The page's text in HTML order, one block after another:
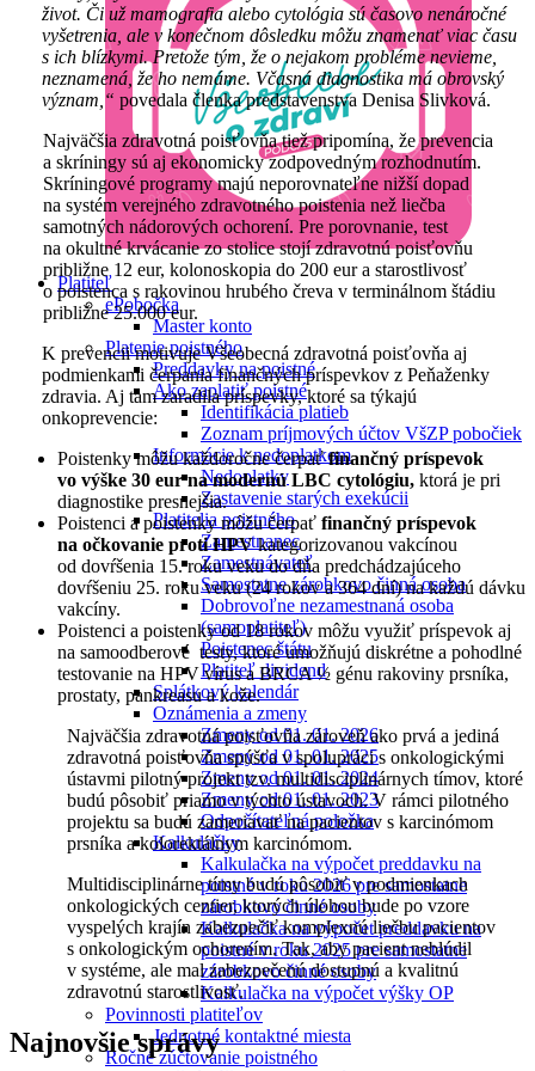
Platiteľ
ePobočka
Master konto
Platenie poistného
Preddavky na poistné
Ako zaplatiť poistné
Identifikácia platieb
Zoznam príjmových účtov VšZP pobočiek
Informácie k nedoplatkom
Nedoplatky
Zastavenie starých exekúcii
Platitelia poistného
Zamestnanec
Zamestnávateľ
Samostatne zárobkovo činná osoba
Dobrovoľne nezamestnaná osoba
(samoplatiteľ)
Poistenec štátu
Platiteľ dividend
Splátkový kalendár
Oznámenia a zmeny
Zmeny od 01. 01. 2026
Zmeny od 01. 01. 2025
Zmeny od 01. 01. 2024
Zmeny od 01. 01. 2023
Odpočítateľná položka
Kalkulačky
Kalkulačka na výpočet preddavku na
poistné v roku 2026 pre samostatne
zárobkovo činné osoby
Kalkulačka na výpočet preddavku na
poistné v roku 2025 pre samostatne
zárobkovo činné osoby
Kalkulačka na výpočet výšky OP
Povinnosti platiteľov
Jednotné kontaktné miesta
Ročné zúčtovanie poistného
život. Či už mamografia alebo cytológia sú časovo nenáročné
vyšetrenia, ale v konečnom dôsledku môžu znamenať viac času
s ich blízkymi. Pretože tým, že o nejakom probléme nevieme,
neznamená, že ho nemáme. Včasná diagnostika má obrovský
význam,“ povedala členka predstavenstva Denisa Slivková.
Najväčšia zdravotná poisťovňa tiež pripomína, že prevencia
a skríningy sú aj ekonomicky zodpovedným rozhodnutím.
Skríningové programy majú neporovnateľne nižší dopad
na systém verejného zdravotného poistenia než liečba
samotných nádorových ochorení. Pre porovnanie, test
na okultné krvácanie zo stolice stojí zdravotnú poisťovňu
približne 12 eur, kolonoskopia do 200 eur a starostlivosť
o poistenca s rakovinou hrubého čreva v terminálnom štádiu
približne 25.000 eur.
K prevencii motivuje Všeobecná zdravotná poisťovňa aj
podmienkami čerpania finančných príspevkov z Peňaženky
zdravia. Aj tam zaradila príspevky, ktoré sa týkajú
onkoprevencie:
Poistenky môžu každoročne čerpaťfinančný príspevok
vo výške 30 eur namodernú LBC cytológiu, ktorá je pri
diagnostike presnejšia.
Poistenci a poistenky môžu čerpať finančný príspevok
na očkovanie proti HPVkategorizovanou vakcínou
od dovŕšenia 15. roku veku do dňa predchádzajúceho
dovŕšeniu 25. roku veku (24 rokov a 364 dní) na každú dávku
vakcíny.
Poistenci a poistenky od 18 rokov môžu využiť príspevok aj
na samoodberové testy, ktoré umožňujú diskrétne a pohodlné
testovanie na HPV vírus a BRCA ½ génu rakoviny prsníka,
prostaty, pankreasu a kože.
Najväčšia zdravotná poisťovňa zároveň ako prvá a jediná
zdravotná poisťovňa spúšťa v spolupráci s onkologickými
ústavmi pilotný projekt tzv. multidisciplinárnych tímov, ktoré
budú pôsobiť priamo v týchto ústavoch. V rámci pilotného
projektu sa budú zameriavať na pacientov s karcinómom
prsníka a kolorektálnym karcinómom.
Multidisciplinárne tímy budú pôsobiť v podmienkach
onkologických centier, ktorých úlohou bude po vzore
vyspelých krajín zabezpečiť komplexnú liečbu pacientov
s onkologickým ochorením. Tak, aby pacient neblúdil
v systéme, ale mal zabezpečenú dostupnú a kvalitnú
zdravotnú starostlivosť.
Najnovšie správy